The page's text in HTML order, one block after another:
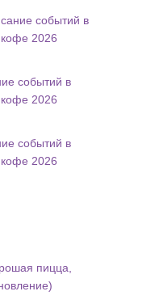
событий в
2026
событий в
2026
событий в
2026
пицца,